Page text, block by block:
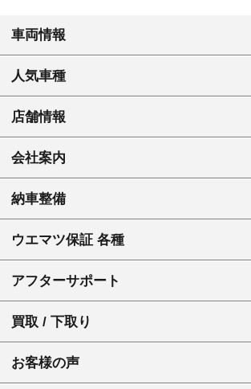
車両情報
人気車種
店舗情報
会社案内
納車整備
ウエマツ保証 各種
アフターサポート
買取 / 下取り
お客様の声